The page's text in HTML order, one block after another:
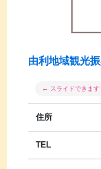
由利地域観光
住所
TEL